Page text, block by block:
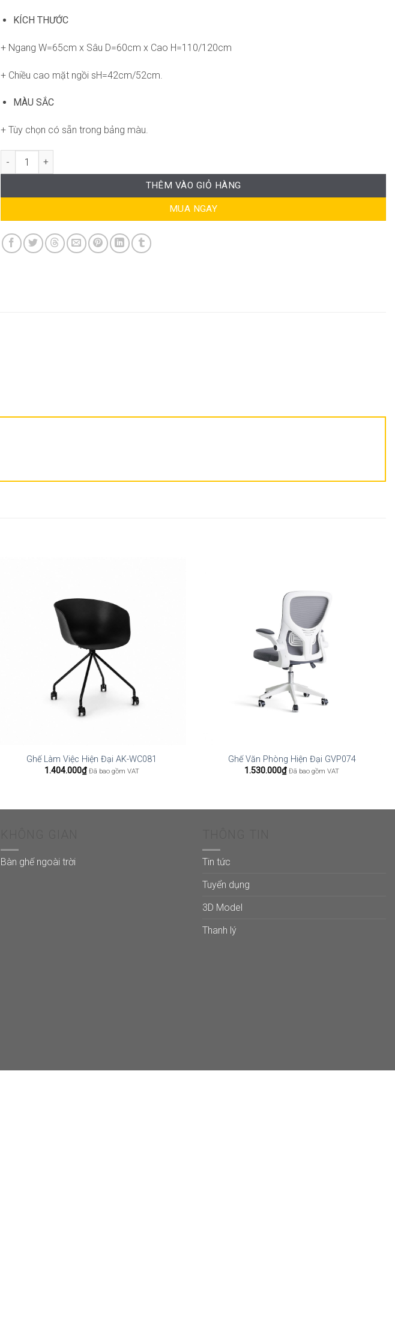
KÍCH THƯỚC
+ Ngang W=65cm x Sâu D=60cm x Cao H=110/120cm
+ Chiều cao mặt ngồi sH=42cm/52cm.
MÀU SẮC
+ Tùy chọn có sẵn trong bảng màu.
Ghế Bill RPB-GVP275 số lượng
THÊM VÀO GIỎ HÀNG
MUA NGAY
Ghế Làm Việc Hiện Đại AK-WC081
1.404.000₫ Đã bao gồm VAT
Ghế Văn Phòng Hiện Đại GVP074
1.530.000₫ Đã bao gồm VAT
Bàn ghế ngoài trời
Tin tức
Tuyển dụng
3D Model
Thanh lý